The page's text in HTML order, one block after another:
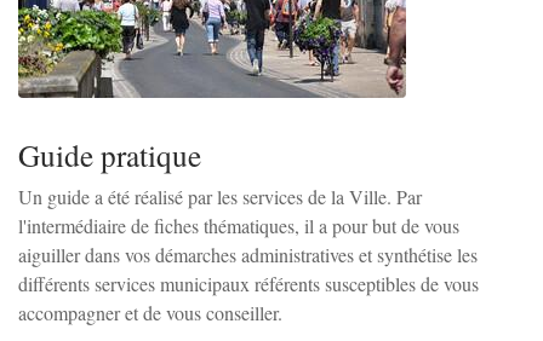
Guide pratique
Un guide a été réalisé par les services de la Ville. Par
l'intermédiaire de fiches thématiques, il a pour but de vous
aiguiller dans vos démarches administratives et synthétise les
différents services municipaux référents susceptibles de vous
accompagner et de vous conseiller.